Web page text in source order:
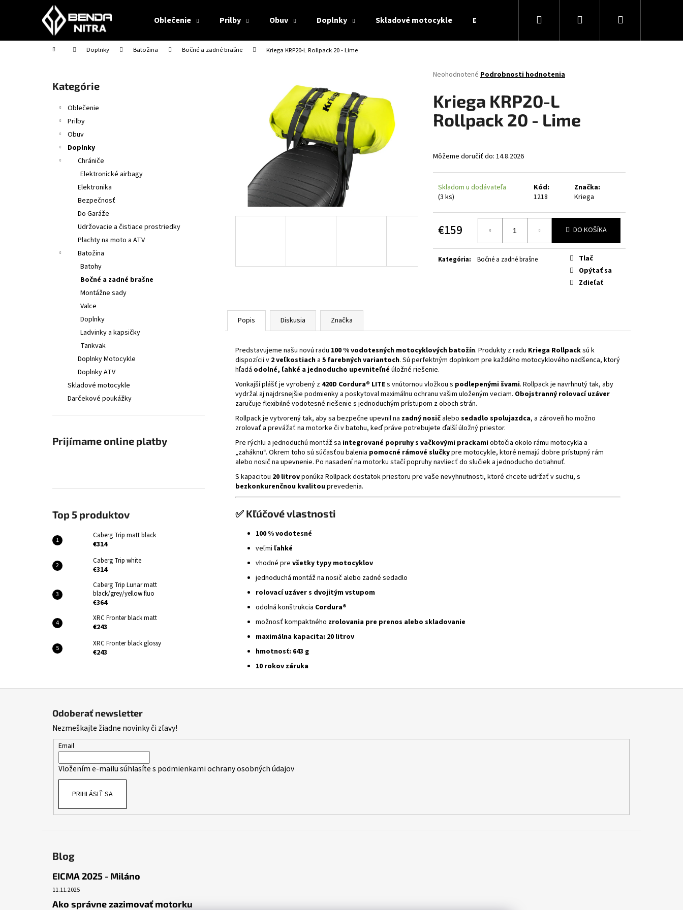
Oblečenie Prilby Obuv Doplnky Skladové motocykle Darčekové poukážky Obchodné podmienky
Hľadať PrihlásenieNákupný
Domov Doplnky Batožina Bočné a zadné brašne Kriega KRP20-L Rollpack 20 - Lime
Preskočiť
kategórie
Kategórie
Oblečenie
Prilby
Obuv
Doplnky
Chrániče
Elektronické airbagy
Elektronika
Bezpečnosť
Do Garáže
Udržovacie a čistiace prostriedky
Plachty na moto a ATV
Batožina
Batohy
Bočné a zadné brašne
Montážne sady
Valce
Doplnky
Ladvinky a kapsičky
Tankvak
Doplnky Motocykle
Doplnky ATV
Skladové motocykle
Darčekové poukážky
Prijímame online platby
Top 5 produktov
Caberg Trip matt black
€314
Caberg Trip white
€314
Caberg Trip Lunar matt
black/grey/yellow fluo
€364
XRC Fronter black matt
€243
XRC Fronter black glossy
€243
Priemerné
produktu
je
0,0
z
Neohodnotené Podrobnosti hodnotenia
Kriega KRP20-L
Rollpack 20 - Lime
Môžeme doručiť do: 14.8.2026
Skladom u dodávateľa
(3 ks)
Kód:
1218
Značka:
Kriega
€159
cena:
DO KOŠÍKA
Kategória: Bočné a zadné brašne
Tlač
Opýtať sa
Zdieľať
Popis Diskusia Značka
Predstavujeme našu novú radu 100 % vodotesných motocyklových batožín. Produkty z radu Kriega Rollpacksú k
dispozícii v 2 veľkostiach a 5 farebných variantoch. Sú perfektným doplnkom pre každého motocyklového nadšenca, ktorý
hľadá odolné, ľahké a jednoducho upevniteľné úložné riešenie.
Vonkajší plášť je vyrobený z 420D Cordura® LITEs vnútornou vložkou s podlepenými švami. Rollpack je navrhnutý tak, aby
vydržal aj najdrsnejšie podmienky a poskytoval maximálnu ochranu vašim uloženým veciam. Obojstranný rolovací uzáver
zaručuje flexibilné vodotesné riešenie s jednoduchým prístupom z oboch strán.
Rollpack je vytvorený tak, aby sa bezpečne upevnil na zadný nosič alebo sedadlo spolujazdca, a zároveň ho možno
zrolovať a prevážať na motorke či v batohu, keď práve potrebujete ďalší úložný priestor.
Pre rýchlu a jednoduchú montáž sa integrované popruhy s vačkovými prackamiobtočia okolo rámu motocykla a
„zaháknu“. Okrem toho sú súčasťou balenia pomocné rámové slučkypre motocykle, ktoré nemajú dobre prístupný rám
alebo nosič na upevnenie. Po nasadení na motorku stačí popruhy navliecť do slučiek a jednoducho dotiahnuť.
S kapacitou 20 litrovponúka Rollpack dostatok priestoru pre vaše nevyhnutnosti, ktoré chcete udržať v suchu, s
bezkonkurenčnou kvalitouprevedenia.
✅ Kľúčové vlastnosti
100 % vodotesné
veľmi ľahké
vhodné pre všetky typy motocyklov
jednoduchá montáž na nosič alebo zadné sedadlo
rolovací uzáver s dvojitým vstupom
odolná konštrukcia Cordura®
možnosť kompaktného zrolovania pre prenos alebo skladovanie
maximálna kapacita: 20 litrov
hmotnosť: 643 g
10 rokov záruka
í
Späť
do
Späť
do
Čo potrebujete nájsť?
HĽADAŤ
Odporúčame
CABERG TRIP MATT BLACK
CABERG TRIP WHITE
CABERG TRIP LUNAR MATT
BLACK/GREY/YELLOW FLUO
Odoberať newsletter
Nezmeškajte žiadne novinky či zľavy!
Email
Vložením e-mailu súhlasíte s podmienkami ochrany osobných údajov
PRIHLÁSIŤ SA
Blog
EICMA 2025 - Miláno
11.11.2025
Ako správne zazimovať motorku